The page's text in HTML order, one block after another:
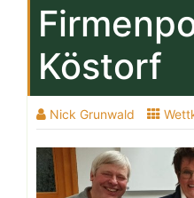
Köstorf
Nick Grunwald